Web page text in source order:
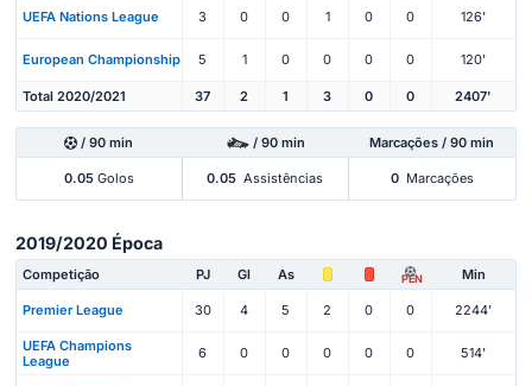
UEFA Nations League 3 0 0 1 0 0 126'
European Championship 5 1 0 0 0 0 120'
Total 2020/2021 37 2 1 3 0 0 2407'
/ 90 min / 90 min Marcações / 90 min
0.05Golos 0.05 Assistências 0 Marcações
2019/2020 Época
Competição PJ Gl As PEN Min
Premier League 30 4 5 2 0 0 2244'
UEFA Champions
League
6 0 0 0 0 0 514'